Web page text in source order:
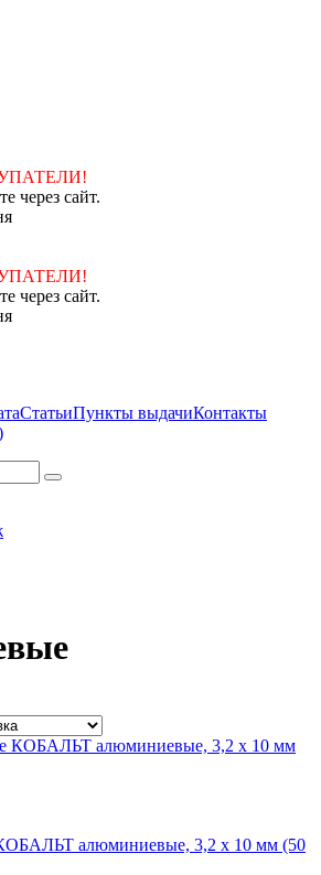
через сайт.
через сайт.
СтатьиПункты выдачиКонтакты
алюминиевые, 3,2 х 10 мм (50